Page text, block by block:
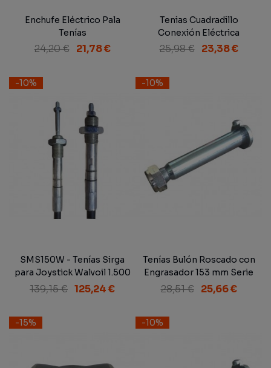
Enchufe Eléctrico Pala
Tenías
24,20 € 21,78 €
Tenias Cuadradillo
Conexión Eléctrica
25,98 € 23,38 €
-10%
SMS150W - Tenías Sirga
para Joystick Walvoil 1.500
mm.
139,15 € 125,24 €
-10%
Tenías Bulón Roscado con
Engrasador 153 mm Serie
300
28,51 € 25,66 €
-15% -10%